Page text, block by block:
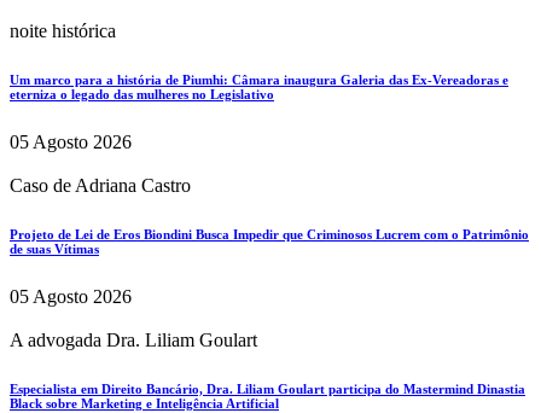
noite histórica
Um marco para a história de Piumhi: Câmara inaugura Galeria das Ex-Vereadoras e
eterniza o legado das mulheres no Legislativo
05 Agosto 2026
Caso de Adriana Castro
Projeto de Lei de Eros Biondini Busca Impedir que Criminosos Lucrem com o Patrimônio
de suas Vítimas
05 Agosto 2026
A advogada Dra. Liliam Goulart
Especialista em Direito Bancário, Dra. Liliam Goulart participa do Mastermind Dinastia
Black sobre Marketing e Inteligência Artificial